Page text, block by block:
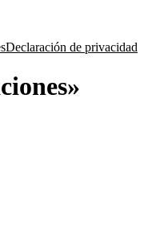
Declaración de privacidad